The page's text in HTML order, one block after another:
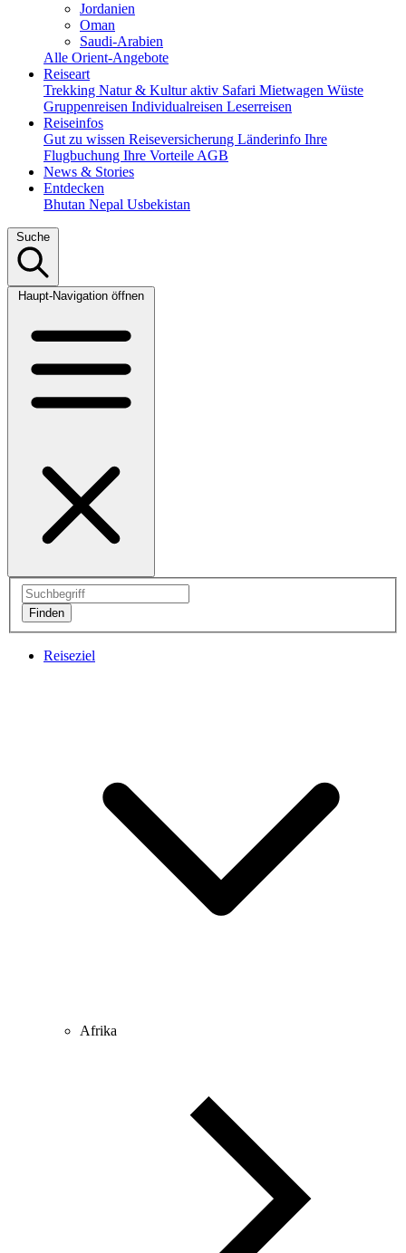
Jordanien
Oman
Saudi-Arabien
Alle Orient-Angebote
Reiseart
Trekking Natur & Kultur aktiv Safari Mietwagen Wüste
Gruppenreisen Individualreisen Leserreisen
Reiseinfos
Gut zu wissen Reiseversicherung Länderinfo Ihre
Flugbuchung Ihre Vorteile AGB
News & Stories
Entdecken
Bhutan Nepal Usbekistan
Suche
Haupt-Navigation öffnen
Reiseziel
Afrika